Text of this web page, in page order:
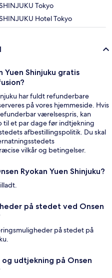
Tokyo
Hotel Tokyo
Yuen Shinjuku gratis
har fuldt refunderbare
på vores hjemmeside. Hvis
værelsespris, kan
til et par dage før indtjekning
afbestillingspolitik. Du skal
vilkår og betingelser.
Ryokan Yuen Shinjuku?
på stedet ved Onsen
på stedet på
udtjekning på Onsen